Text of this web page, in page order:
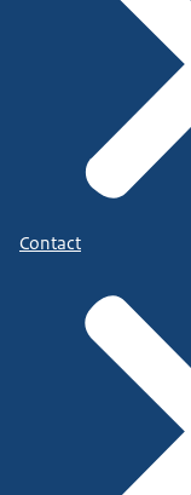
Contact